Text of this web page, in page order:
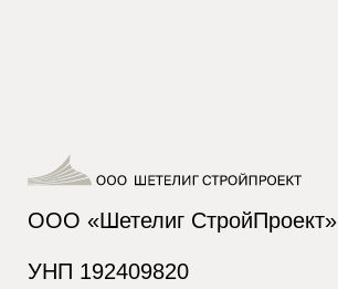
ООО «Шетелиг СтройПроект»
УНП 192409820